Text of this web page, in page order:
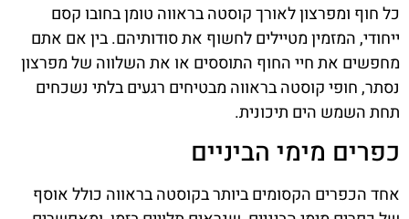
כל חוף ומפרצון לאורך קוסטה בראווה טומן בחובו קסם
ייחודי, המזמין מטיילים לחשוף את סודותיהם. בין אם אתם
מחפשים את חיי החוף התוססים או את השלווה של מפרצון
נסתר, חופי קוסטה בראווה מבטיחים רגעים בלתי נשכחים
תחת השמש הים תיכונית.
כפרים מימי הביניים
אחד הכפרים הקסומים ביותר בקוסטה בראווה כולל אוסף